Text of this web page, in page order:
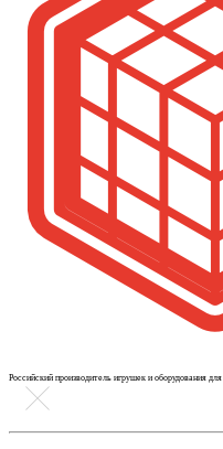
Российский производитель игрушек и оборудования